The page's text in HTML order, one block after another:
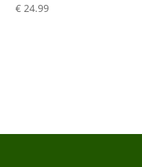
€ 24.99